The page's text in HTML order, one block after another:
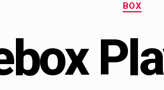
BOX